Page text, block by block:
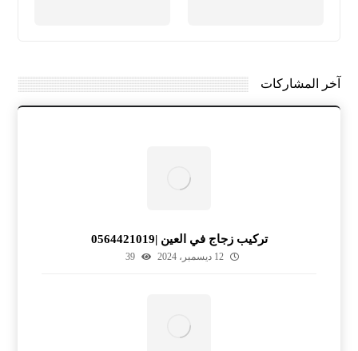
آخر المشاركات
تركيب زجاج في العين |0564421019
12 ديسمبر، 2024 39